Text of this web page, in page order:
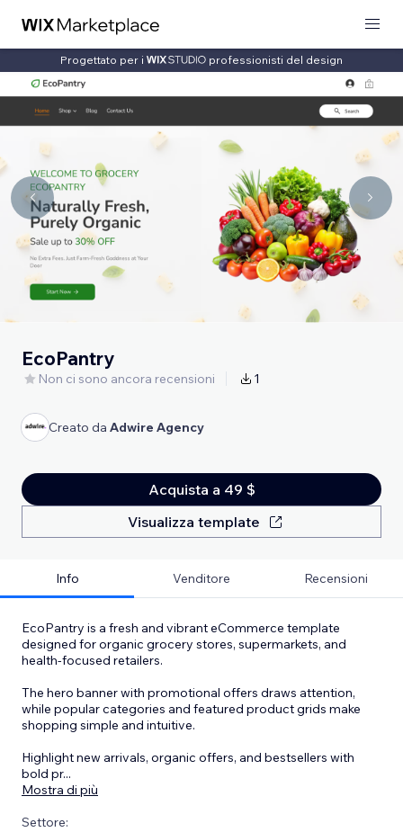
Progettato per i professionisti del design
EcoPantry
Non ci sono ancora recensioni 1
Creato da Adwire Agency
Acquista a 49 $
Visualizza template
Info Venditore Recensioni
EcoPantry is a fresh and vibrant eCommerce template
designed for organic grocery stores, supermarkets, and
health-focused retailers.
The hero banner with promotional offers draws attention,
while popular categories and featured product grids make
shopping simple and intuitive.
Highlight new arrivals, organic offers, and bestsellers with
bold pr...
Mostra di più
Settore: